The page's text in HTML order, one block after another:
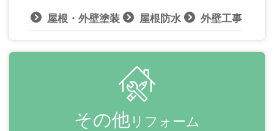
屋根・外壁塗装 屋根防水 外壁工事
その他 リフォーム